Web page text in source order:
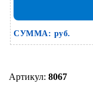
СУММА: руб.
Артикул: 8067